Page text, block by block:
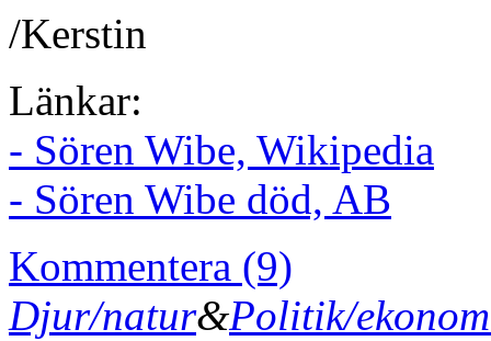
/Kerstin
Länkar:
- Sören Wibe, Wikipedia
- Sören Wibe död, AB
Kommentera (9)
Djur/natur&Politik/